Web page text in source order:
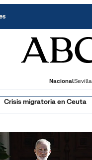
NacionalSevilla
Crisis migratoria en Ceuta